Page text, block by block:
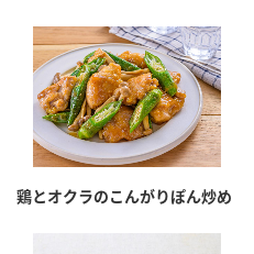
鶏とオクラのこんがりぽん炒め